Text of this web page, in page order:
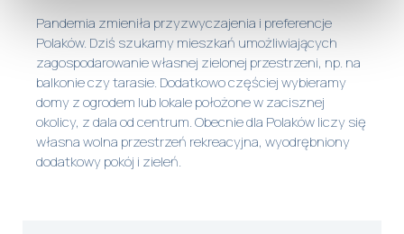
Pandemia zmieniła przyzwyczajenia i preferencje
Polaków. Dziś szukamy mieszkań umożliwiających
zagospodarowanie własnej zielonej przestrzeni, np. na
balkonie czy tarasie. Dodatkowo częściej wybieramy
domy z ogrodem lub lokale położone w zacisznej
okolicy, z dala od centrum. Obecnie dla Polaków liczy się
własna wolna przestrzeń rekreacyjna, wyodrębniony
dodatkowy pokój i zieleń.